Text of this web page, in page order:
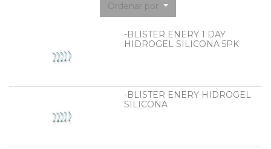
Ordenar por
-BLISTER ENERY 1 DAY
HIDROGEL SILICONA 5PK
-BLISTER ENERY HIDROGEL
SILICONA